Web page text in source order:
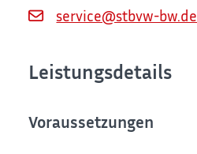
service@stbvw-bw.de
Leistungsdetails
Voraussetzungen